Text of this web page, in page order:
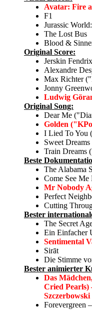
Avatar: Fire
F1
Jurassic
The Lost Bus
Blood &
Original Score:
Jerskin
Alexandre
Max Richter
Jonny
Ludwig
Original Song:
Dear Me
Golden
I Lied To You
Sweet
Train Dreams
Beste
The Alabama
Come See
Mr Nobody
Perfect
Cutting
Bester
The Secret
Ein Einfacher
Sentimental
Sirāt
Die Stimme
Bester animierter
Das
Cried Pearls)
Szczerbowski
Forevergreen